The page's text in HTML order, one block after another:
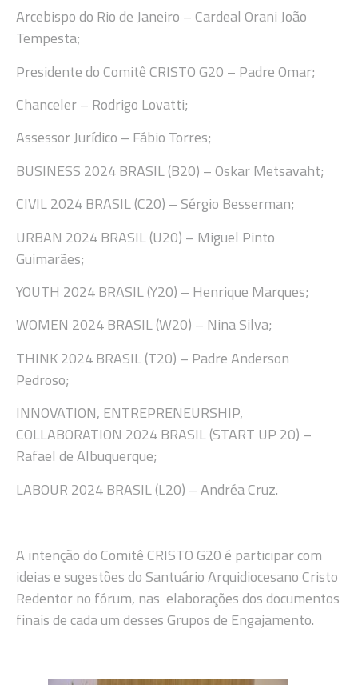
Arcebispo do Rio de Janeiro – Cardeal Orani João
Tempesta;
Presidente do Comitê CRISTO G20 – Padre Omar;
Chanceler – Rodrigo Lovatti;
Assessor Jurídico – Fábio Torres;
BUSINESS 2024 BRASIL (B20) – Oskar Metsavaht;
CIVIL 2024 BRASIL (C20) – Sérgio Besserman;
URBAN 2024 BRASIL (U20) – Miguel Pinto
Guimarães;
YOUTH 2024 BRASIL (Y20) – Henrique Marques;
WOMEN 2024 BRASIL (W20) – Nina Silva;
THINK 2024 BRASIL (T20) – Padre Anderson
Pedroso;
INNOVATION, ENTREPRENEURSHIP,
COLLABORATION 2024 BRASIL (START UP 20) –
Rafael de Albuquerque;
LABOUR 2024 BRASIL (L20) – Andréa Cruz.
A intenção do Comitê CRISTO G20 é participar com
ideias e sugestões do Santuário Arquidiocesano Cristo
Redentor no fórum, nas elaborações dos documentos
finais de cada um desses Grupos de Engajamento.